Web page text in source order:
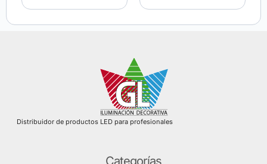
Distribuidor de productos LED para profesionales